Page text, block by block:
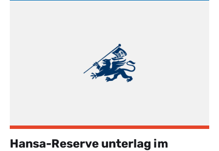
Hansa-Reserve unterlag im